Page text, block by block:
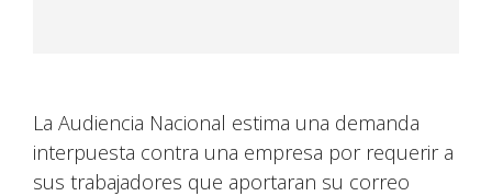
La Audiencia Nacional estima una demanda
interpuesta contra una empresa por requerir a
sus trabajadores que aportaran su correo